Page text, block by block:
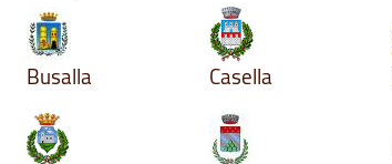
Busalla Casella